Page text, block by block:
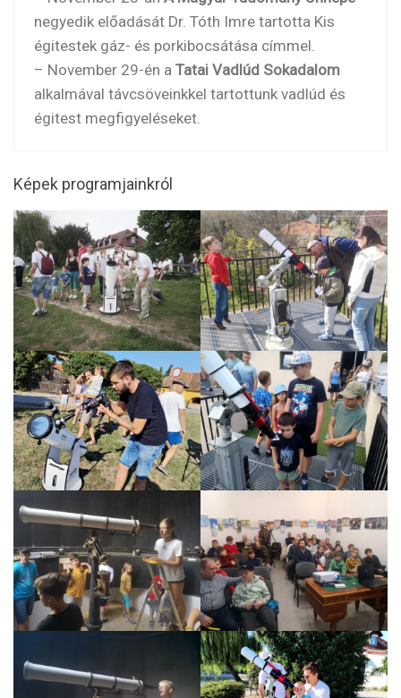
negyedik előadását Dr. Tóth Imre tartotta Kis
égitestek gáz- és porkibocsátása címmel.
– November 29-én aTatai Vadlúd Sokadalom
alkalmával távcsöveinkkel tartottunk vadlúd és
égitest megfigyeléseket.
Képek programjainkról